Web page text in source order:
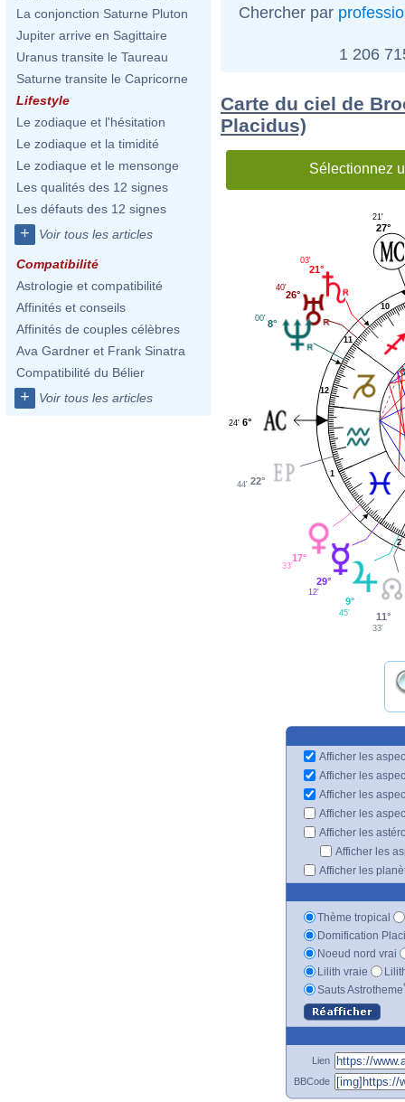
La conjonction Saturne Pluton
Jupiter arrive en Sagittaire
Uranus transite le Taureau
Saturne transite le Capricorne
Lifestyle
Le zodiaque et l'hésitation
Le zodiaque et la timidité
Le zodiaque et le mensonge
Les qualités des 12 signes
Les défauts des 12 signes
+ Voir tous les articles
Compatibilité
Astrologie et compatibilité
Affinités et conseils
Affinités de couples célèbres
Ava Gardner et Frank Sinatra
Compatibilité du Bélier
+ Voir tous les articles
Chercher par
1 206
Carte du ciel de
Placidus)
Sélectionnez
1
2
10
11
12
27°
21'
21°
03'
26°
40'
8°
00'
6°
24'
22°
44'
17°
33'
29°
12'
9°
45' 11°
33'
Afficher les
Afficher les
Afficher les
Afficher les
Afficher les
Afficher les
Afficher les
Thème tropical
Domification
Noeud nord vrai
Lilith vraie
Sauts Astrotheme
Lien
BBCode